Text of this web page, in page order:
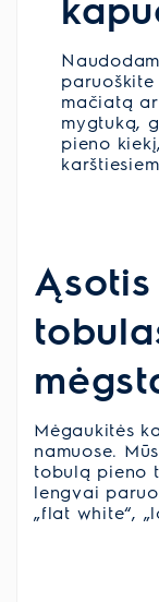
mačiatą
mygtuką,
pieno
Mėgaukitės
namuose.
tobulą pieno
lengvai
„flat white“,